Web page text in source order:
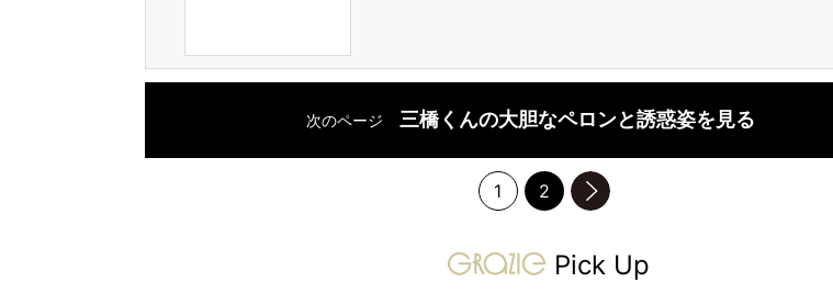
次のページ 三橋くんの大胆なペロンと誘惑姿を見る
1 2
次のページへ
gravure-grazie
Pick Up